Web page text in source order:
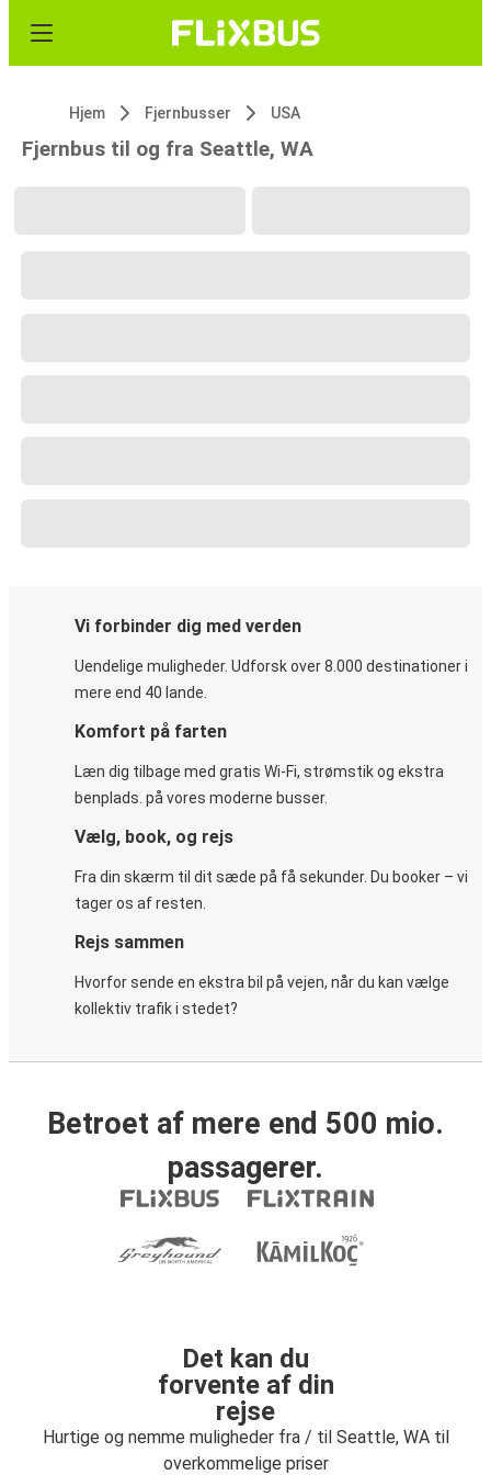
Hjem Fjernbusser USA
Fjernbus til og fra Seattle, WA
Vi forbinder dig med verden
Uendelige muligheder. Udforsk over 8.000 destinationer i
mere end 40 lande.
Komfort på farten
Læn dig tilbage med gratis Wi-Fi, strømstik og ekstra
benplads. på vores moderne busser.
Vælg, book, og rejs
Fra din skærm til dit sæde på få sekunder. Du booker – vi
tager os af resten.
Rejs sammen
Hvorfor sende en ekstra bil på vejen, når du kan vælge
kollektiv trafik i stedet?
Betroet af mere end 500 mio.
passagerer.
Det kan du
forvente af din
rejse
Hurtige og nemme muligheder fra / til Seattle, WA til
overkommelige priser